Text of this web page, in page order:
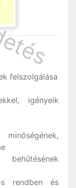
felszolgálása
igényeik
rendben és